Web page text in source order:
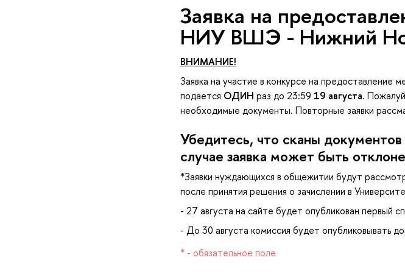
Заявка на
НИУ ВШЭ - Нижний
НИМАНИЕ!
Заявка на участие в конкурсе на
подается ОДИН раз до 23:59 19 августа.
необходимые документы. Повторные заявки
Убедитесь, что сканы
случае заявка может быть
*Заявки нуждающихся в общежитии будут
после принятия решения о зачислении в
- 27 августа на сайте будет опубликован первый
- До 30 августа комиссия будет опубликовывать
* - обязательное поле